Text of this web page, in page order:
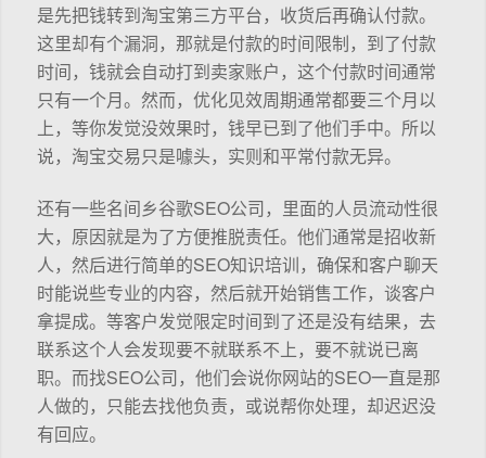
是先把钱转到淘宝第三方平台，收货后再确认付款。
这里却有个漏洞，那就是付款的时间限制，到了付款
时间，钱就会自动打到卖家账户，这个付款时间通常
只有一个月。然而，优化见效周期通常都要三个月以
上，等你发觉没效果时，钱早已到了他们手中。所以
说，淘宝交易只是噱头，实则和平常付款无异。
还有一些名间乡谷歌SEO公司，里面的人员流动性很
大，原因就是为了方便推脱责任。他们通常是招收新
人，然后进行简单的SEO知识培训，确保和客户聊天
时能说些专业的内容，然后就开始销售工作，谈客户
拿提成。等客户发觉限定时间到了还是没有结果，去
联系这个人会发现要不就联系不上，要不就说已离
职。而找SEO公司，他们会说你网站的SEO一直是那
人做的，只能去找他负责，或说帮你处理，却迟迟没
有回应。